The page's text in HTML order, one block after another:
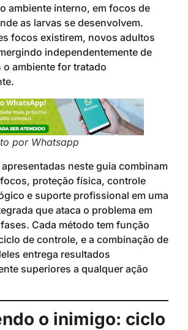
ambiente interno, em focos de
as larvas se desenvolvem.
focos existirem, novos adultos
independentemente de
o ambiente for tratado
por Whatsapp
neste guia combinam
proteção física, controle
e suporte profissional em uma
que ataca o problema em
Cada método tem função
de controle, e a combinação de
entrega resultados
superiores a qualquer ação
o inimigo: ciclo